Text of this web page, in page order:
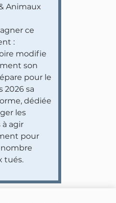
Animaux
ce
:
modifie
son
pour le
2026 sa
dédiée
les
agir
pour
tués.